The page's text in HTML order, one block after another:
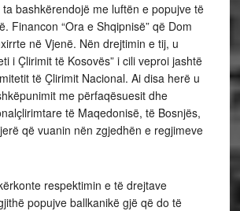
bashkërendojë me luftën e popujve të
Financon “Ora e Shqipnisë” që Dom
në Vjenë. Nën drejtimin e tij, u
i Çlirimit të Kosovës” i cili veproi jashtë
të Çlirimit Nacional. Ai disa herë u
me përfaqësuesit dhe
të Maqedonisë, të Bosnjës,
që vuanin nën zgjedhën e regjimeve
respektimin e të drejtave
popujve ballkanikë gjë që do të